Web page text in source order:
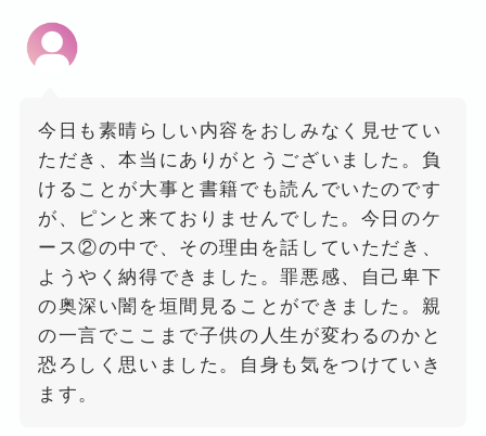
今日も素晴らしい内容をおしみなく見せてい
ただき、本当にありがとうございました。負
けることが大事と書籍でも読んでいたのです
が、ピンと来ておりませんでした。今日のケ
ース②の中で、その理由を話していただき、
ようやく納得できました。罪悪感、自己卑下
の奥深い闇を垣間見ることができました。親
の一言でここまで子供の人生が変わるのかと
恐ろしく思いました。自身も気をつけていき
ます。